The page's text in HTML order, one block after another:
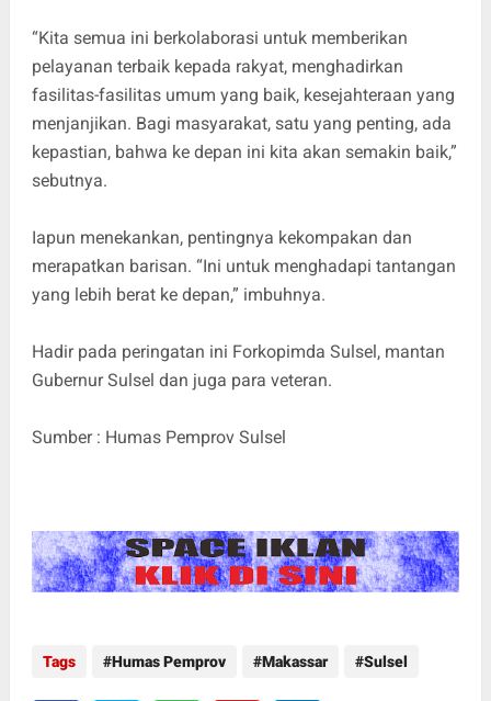
“Kita semua ini berkolaborasi untuk memberikan
pelayanan terbaik kepada rakyat, menghadirkan
fasilitas-fasilitas umum yang baik, kesejahteraan yang
menjanjikan. Bagi masyarakat, satu yang penting, ada
kepastian, bahwa ke depan ini kita akan semakin baik,”
sebutnya.
Iapun menekankan, pentingnya kekompakan dan
merapatkan barisan. “Ini untuk menghadapi tantangan
yang lebih berat ke depan,” imbuhnya.
Hadir pada peringatan ini Forkopimda Sulsel, mantan
Gubernur Sulsel dan juga para veteran.
Sumber : Humas Pemprov Sulsel
Tags Humas Pemprov Makassar Sulsel